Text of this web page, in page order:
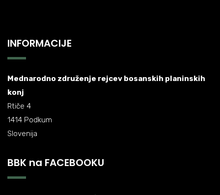
INFORMACIJE
Mednarodno združenje rejcev bosanskih planinskih
konj
Rtiče 4
1414 Podkum
Slovenija
BBK na FACEBOOKU